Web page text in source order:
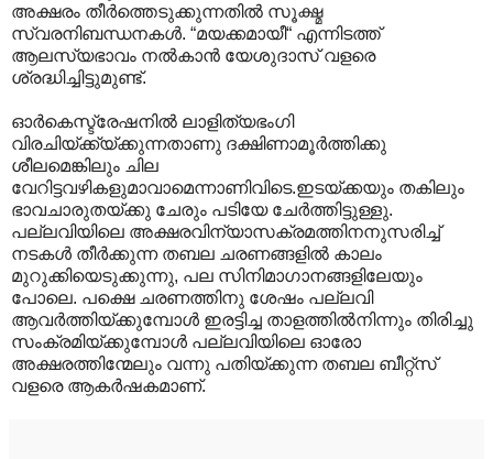
അക്ഷരം തീർത്തെടുക്കുന്നതിൽ സൂക്ഷ്മ
സ്വരനിബന്ധനകൾ. “മയക്കമായീ“ എന്നിടത്ത്
ആലസ്യഭാവം നൽകാൻ യേശുദാസ് വളരെ
ശ്രദ്ധിച്ചിട്ടുമുണ്ട്.
ഓർകെസ്ട്രേഷനിൽ ലാളിത്യഭംഗി
വിരചിയ്ക്ക്യ്ക്കുന്നതാണു ദക്ഷിണാമൂർത്തിക്കു
ശീലമെങ്കിലും ചില
വേറിട്ടവഴികളുമാവാമെന്നാണിവിടെ.ഇടയ്ക്കയും തകിലും
ഭാവചാരുതയ്ക്കു ചേരും പടിയേ ചേർത്തിട്ടുള്ളു.
പല്ലവിയിലെ അക്ഷരവിന്യാസക്രമത്തിനനുസരിച്ച്
നടകൾ തീർക്കുന്ന തബല ചരണങ്ങളിൽ കാലം
മുറുക്കിയെടുക്കുന്നു, പല സിനിമാഗാനങ്ങളിലേയും
പോലെ. പക്ഷെ ചരണത്തിനു ശേഷം പല്ലവി
ആവർത്തിയ്ക്കുമ്പോൾ ഇരട്ടിച്ച താളത്തിൽനിന്നും തിരിച്ചു
സംക്രമിയ്ക്കുമ്പോൾ പല്ലവിയിലെ ഓരോ
അക്ഷരത്തിന്മേലും വന്നു പതിയ്ക്കുന്ന തബല ബീറ്റ്സ്
വളരെ ആകർഷകമാണ്.